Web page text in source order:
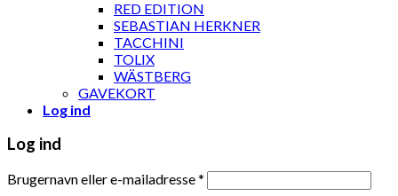
RED EDITION
SEBASTIAN HERKNER
TACCHINI
TOLIX
WÄSTBERG
GAVEKORT
Log ind
Log ind
Brugernavn eller e-mailadresse*